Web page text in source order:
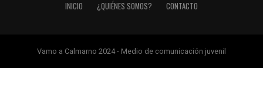
INICIO ¿QUIÉNES SOMOS? CONTACTO
Vamo a Calmarno 2024 - Medio de comunicación juvenil